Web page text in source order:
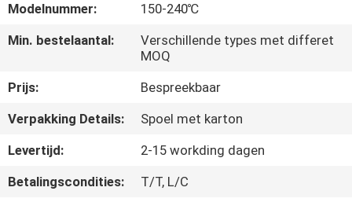
KWALITEITSCONTROLE
ONS
NIEUWS
Modelnummer:
150-240℃
Min. bestelaantal:
Verschillende types met differet
MOQ
Prijs:
Bespreekbaar
Verpakking Details:
Spoel met karton
Levertijd:
2-15 workding dagen
Betalingscondities:
T/T, L/C